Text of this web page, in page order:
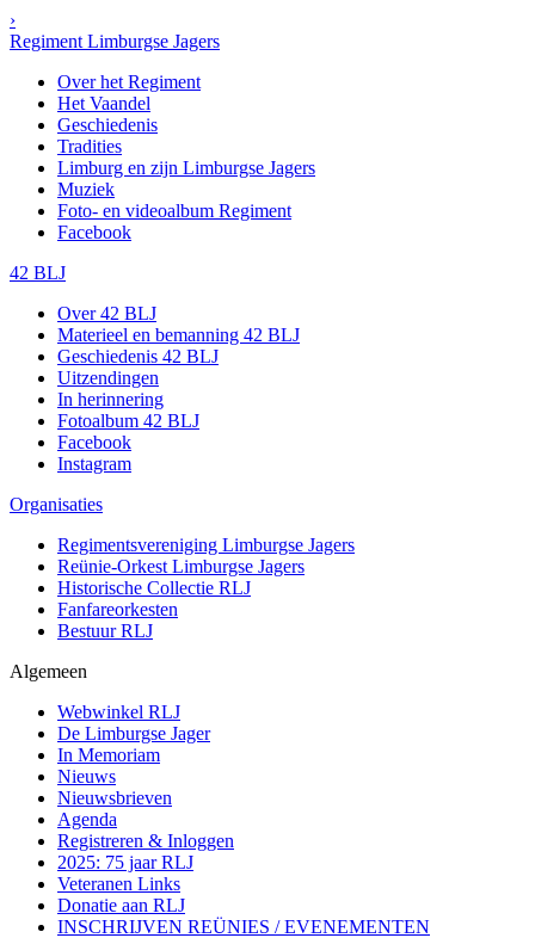
›
Regiment Limburgse Jagers
Over het Regiment
Het Vaandel
Geschiedenis
Tradities
Limburg en zijn Limburgse Jagers
Muziek
Foto- en videoalbum Regiment
Facebook
42 BLJ
Over 42 BLJ
Materieel en bemanning 42 BLJ
Geschiedenis 42 BLJ
Uitzendingen
In herinnering
Fotoalbum 42 BLJ
Facebook
Instagram
Organisaties
Regimentsvereniging Limburgse Jagers
Reünie-Orkest Limburgse Jagers
Historische Collectie RLJ
Fanfareorkesten
Bestuur RLJ
Algemeen
Webwinkel RLJ
De Limburgse Jager
In Memoriam
Nieuws
Nieuwsbrieven
Agenda
Registreren & Inloggen
2025: 75 jaar RLJ
Veteranen Links
Donatie aan RLJ
INSCHRIJVEN REÜNIES / EVENEMENTEN